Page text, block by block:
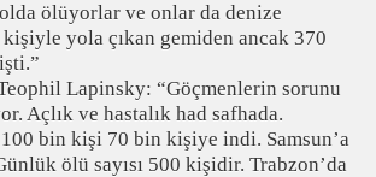
ölüyorlar ve onlar da denize
kişiyle yola çıkan gemiden ancak 370
Lapinsky: “Göçmenlerin sorunu
Açlık ve hastalık had safhada.
100 bin kişi 70 bin kişiye indi. Samsun’a
ölü sayısı 500 kişidir. Trabzon’da